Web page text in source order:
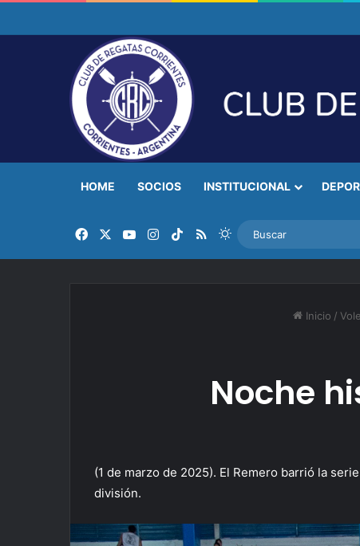
HOME SOCIOS INSTITUCIONAL
FacebookYouTubeInstagram
TikTok
RSSSwitch skin
Inicio /
Noche
(1 de marzo de 2025). El Remero barrió la
división.